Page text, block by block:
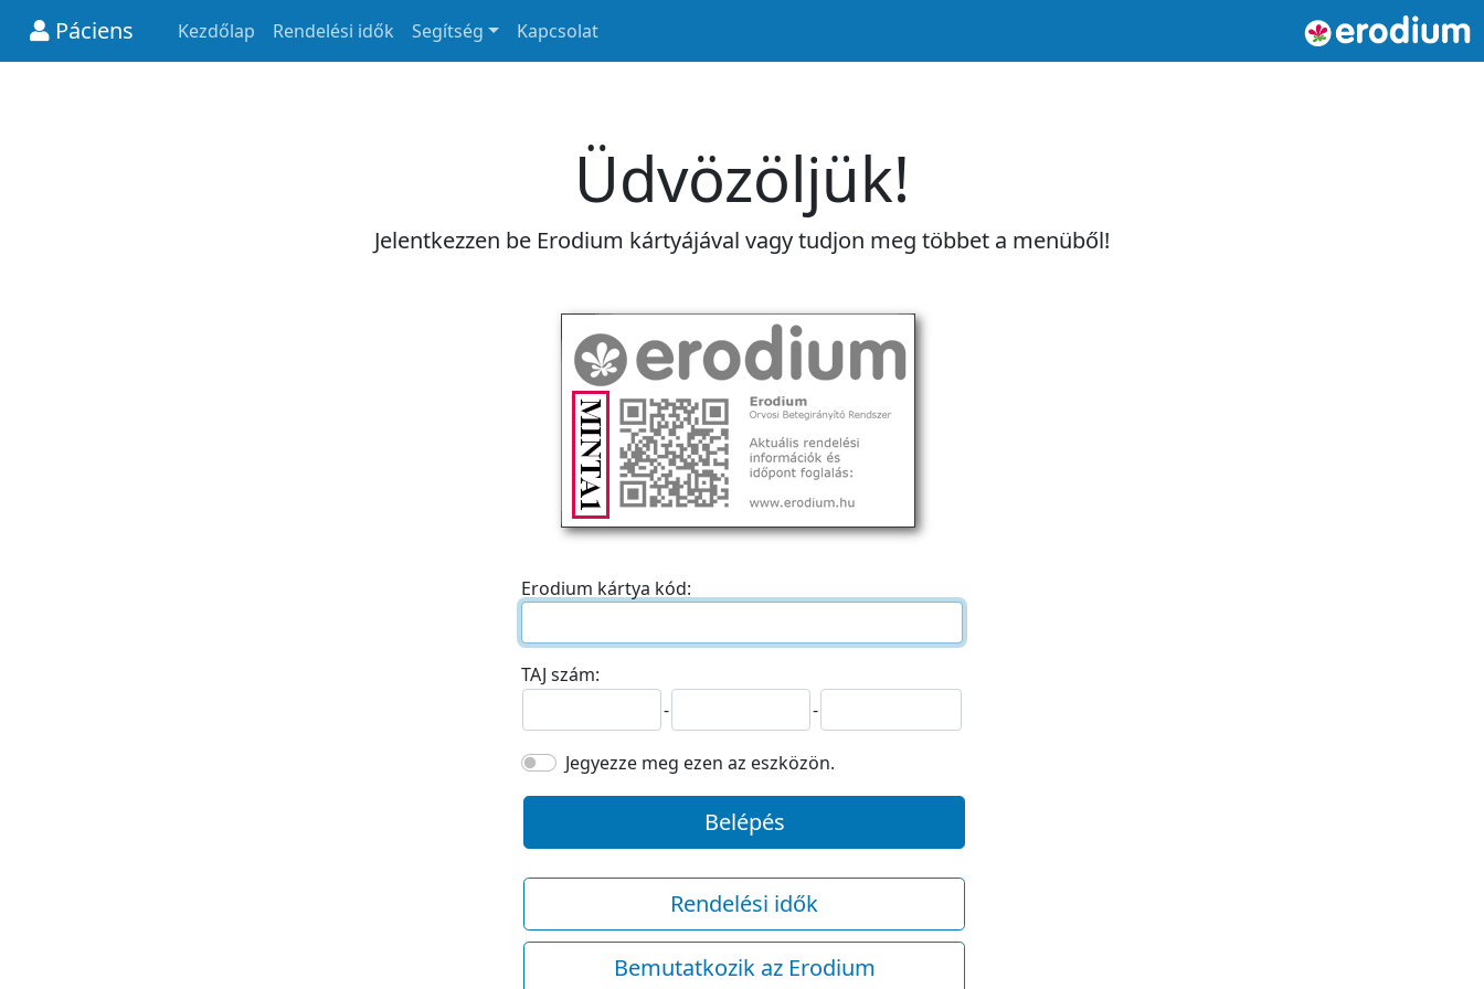
Páciens Kezdőlap Rendelési idők Segítség Kapcsolat
Üdvözöljük!
Jelentkezzen be Erodium kártyájával vagy tudjon meg többet a menüből!
Erodium kártya kód:
TAJ szám:
-
-
Jegyezze meg ezen az eszközön.
Belépés
Rendelési idők
Bemutatkozik az Erodium